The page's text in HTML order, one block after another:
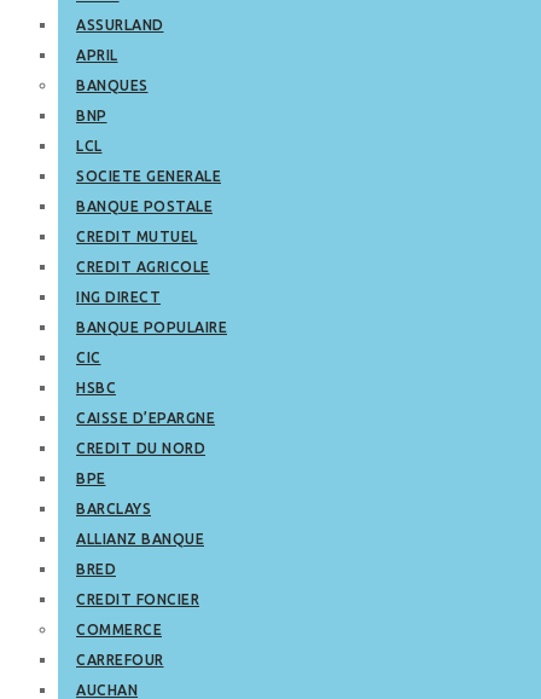
ASSURLAND
APRIL
BANQUES
BNP
LCL
SOCIETE GENERALE
BANQUE POSTALE
CREDIT MUTUEL
CREDIT AGRICOLE
ING DIRECT
BANQUE POPULAIRE
CIC
HSBC
CAISSE D’EPARGNE
CREDIT DU NORD
BPE
BARCLAYS
ALLIANZ BANQUE
BRED
CREDIT FONCIER
COMMERCE
CARREFOUR
AUCHAN